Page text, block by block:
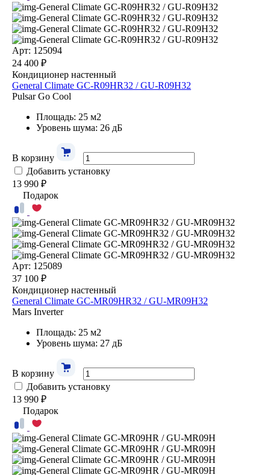
Арт: 125094
24 400 ₽
Кондиционер настенный
General Climate GC-R09HR32 / GU-R09H32
Pulsar Go Cool
Площадь: 25 м2
Уровень шума: 26 дБ
В корзину
Добавить установку
13 990 ₽
Подарок
Арт: 125089
37 100 ₽
Кондиционер настенный
General Climate GC-MR09HR32 / GU-MR09H32
Mars Inverter
Площадь: 25 м2
Уровень шума: 27 дБ
В корзину
Добавить установку
13 990 ₽
Подарок